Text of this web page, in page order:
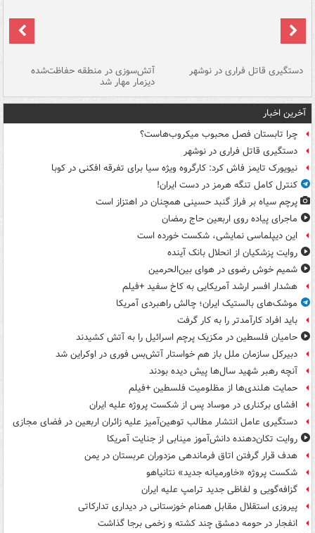
دستگیری قاتل فراری در نوشهر آتش‌سوزی در منطقه حفاظت‌شده
دیزمار مهار شد
آخرین اخبار
چرا تابستان فصل محبوب میکروب‌هاست؟
دستگیری قاتل فراری در نوشهر
نیویورک تایمز فاش کرد: کارگروه ویژه سیا برای تفرقه افکنی در کوبا
کنترل کامل تنگه هرمز در دست ایران!
پرچم سیاه بر فراز گنبد حسینی همچنان در اهتزاز است
ماجرای پیاده روی اربعین حاج رمضان
این دیپلماسی نمایشی، شکست خورده است
روایت پزشکیان از انحلال بانک آینده
شمیم خوش رضوی در هوای بین‌الحرمین
هشدار افسر ارشد آمریکایی به کاخ سفید +فیلم
موشک‌های بالستیک ایران؛ چالش راهبردی آمریکا
باید افراد کارآمدتر را به کار گرفت
حامیان فلسطین در مکزیک پرچم اسرائیل را به آتش کشیدند
دبیرکل سازمان ملل باز هم خواستار آتش‌بس فوری در اوکراین شد
آنچه رهبر شهید سال‌ها پیش دیده بودند
حمایت هلندی‌ها از مظلومیت فلسطین +فیلم
افشای برکناری در موساد پس از شکست پروژه علیه ایران
دستگیری عامل انتشار مطالب توهین‌آمیز علیه زائران اربعین در فضای مجازی
روایت تکان‌دهنده دانش‌آموز مینابی از جنایت آمریکا
هدف قرار گرفتن اتاق‌ فرماندهی مزدوران عربستان در یمن
شکست پروژه «خاورمیانه جدید» نتانیاهو
گزافه‌گویی و لفاظی جدید ترامپ علیه ایران
پیروزی استقلال مقابل همنام خوزستانی در دیداری تدارکاتی
انفجار در حومه دمشق چند کشته و زخمی برجا گذاشت